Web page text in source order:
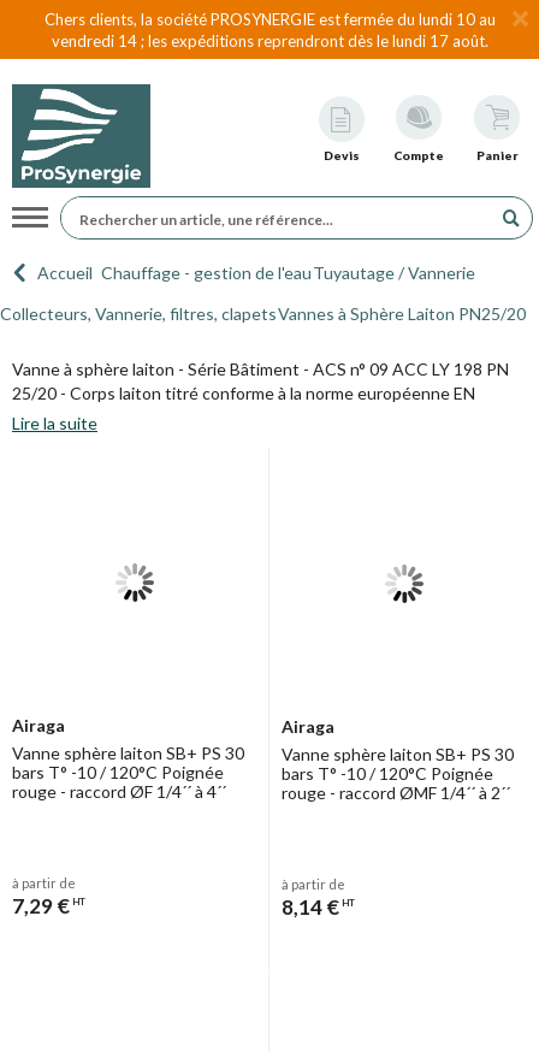
Chers clients, la société PROSYNERGIE est fermée du lundi 10 au
vendredi 14 ; les expéditions reprendront dès le lundi 17 août.
Devis Compte Panier
Navigation
Accueil Chauffage - gestion de l'eauTuyautage / Vannerie
Collecteurs, Vannerie, filtres, clapetsVannes à Sphère Laiton PN25/20
Vanne à sphère laiton - Série Bâtiment - ACS n° 09 ACC LY 198 PN
25/20 - Corps laiton titré conforme à la norme européenne EN
12165, interne brossé et externe nickelé. Presse-étoupe PTFE -
Lire la suite
Airaga
Vanne sphère laiton SB+ PS 30
bars T° -10 / 120°C Poignée
rouge - raccord ØF 1/4´´ à 4´´
à partir de
7,29 € HT
Airaga
Vanne sphère laiton SB+ PS 30
bars T° -10 / 120°C Poignée
rouge - raccord ØMF 1/4´´ à 2´´
à partir de
8,14 € HT